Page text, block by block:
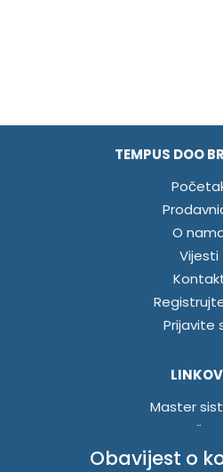
TEMPUS DOO
O
Vijesti
Prijavite
Master
Brošure
Akcije
Obavijest o